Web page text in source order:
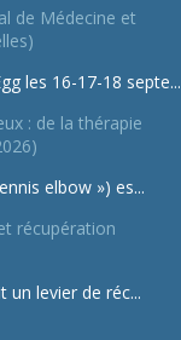
de Médecine et
les 16-17-18 septe...
: de la thérapie
elbow ») es...
récupération
un levier de réc...